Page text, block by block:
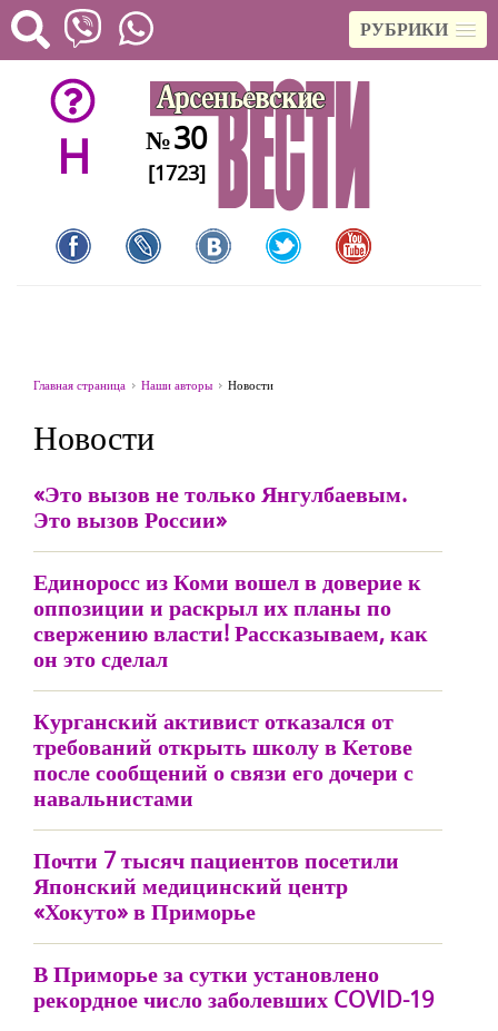
РУБРИКИ
H №30
[1723]
Главная страница Наши авторы Новости
Новости
«Это вызов не только Янгулбаевым.
Это вызов России»
Единоросс из Коми вошел в доверие к
оппозиции и раскрыл их планы по
свержению власти! Рассказываем, как
он это сделал
Курганский активист отказался от
требований открыть школу в Кетове
после сообщений о связи его дочери с
навальнистами
Почти 7 тысяч пациентов посетили
Японский медицинский центр
«Хокуто» в Приморье
В Приморье за сутки установлено
рекордное число заболевших COVID-19